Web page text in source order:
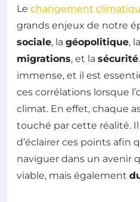
Le changement
grands enjeux de notre
sociale, la géopolitique, la
migrations, et la sécurité
immense, et il est
ces corrélations lorsque
climat. En effet, chaque
touché par cette réalité.
d’éclairer ces points afin
naviguer dans un avenir
viable, mais également